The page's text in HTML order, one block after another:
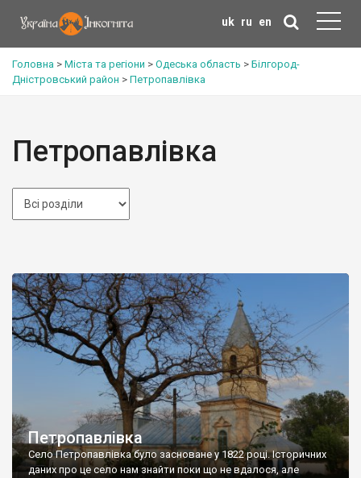
uk ru en
Головна > Міста та регіони > Одеська область > Білгород-
Дністровський район > Петропавлівка
Петропавлівка
Петропавлівка
Село Петропавлівка було засноване у 1822 році. Історичних
даних про це село нам знайти поки що не вдалося, але